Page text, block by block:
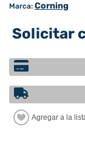
Marca: Corning
Solicitar